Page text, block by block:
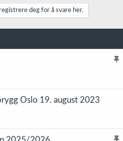
deg for å svare her.
K
Oslo 19. august 2023
K